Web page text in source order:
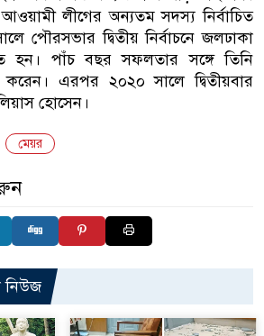
লীগের অন্যতম সদস্য নির্বাচিত
পৌরসভার দ্বিতীয় নির্বাচনে জলঢাকা
হন। পাঁচ বছর সফলতার সঙ্গে তিনি
এরপর ২০২০ সালে দ্বিতীয়বার
হোসেন।
মেয়র
নিউজ